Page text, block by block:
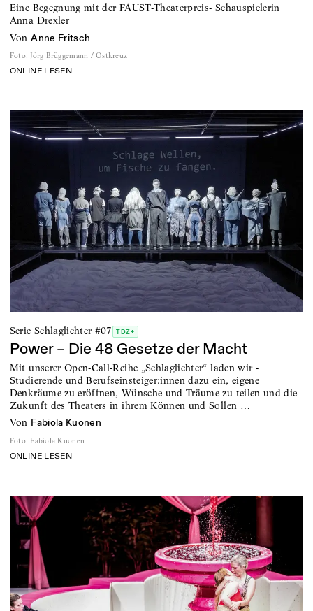
Eine Begegnung mit der FAUST-Theaterpreis- Schauspielerin
Anna Drexler
von Anne Fritsch
Foto: Jörg Brüggemann / Ostkreuz
ONLINE LESEN
Serie Schlaglichter #07 TDZ+
Power – Die 48 Gesetze der Macht
Mit unserer Open-Call-Reihe „Schlaglichter“ laden wir ­
Studierende und Berufsein­steiger:innen dazu ein, eigene
Denkräume zu eröffnen, Wünsche und Träume zu teilen und die
Zukunft des Theaters in ihrem Können und Sollen …
von Fabiola Kuonen
Foto: Fabiola Kuonen
ONLINE LESEN